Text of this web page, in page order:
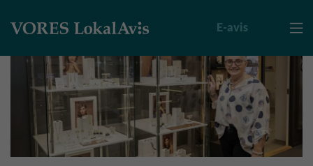

E-avis